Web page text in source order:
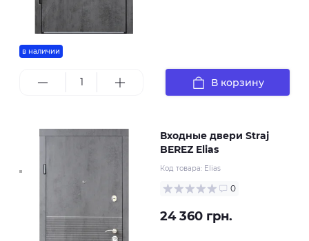
в наличии
В корзину
Входные двери Straj
BEREZ Elias
Код товара: Elias
0
24 360 грн.